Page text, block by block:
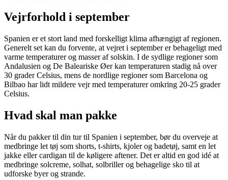
Vejrforhold i september
Spanien er et stort land med forskelligt klima afhængigt af regionen.
Generelt set kan du forvente, at vejret i september er behageligt med
varme temperaturer og masser af solskin. I de sydlige regioner som
Andalusien og De Baleariske Øer kan temperaturen stadig nå over
30 grader Celsius, mens de nordlige regioner som Barcelona og
Bilbao har lidt mildere vejr med temperaturer omkring 20-25 grader
Celsius.
Hvad skal man pakke
Når du pakker til din tur til Spanien i september, bør du overveje at
medbringe let tøj som shorts, t-shirts, kjoler og badetøj, samt en let
jakke eller cardigan til de køligere aftener. Det er altid en god idé at
medbringe solcreme, solhat, solbriller og behagelige sko til at
udforske byer og strande.